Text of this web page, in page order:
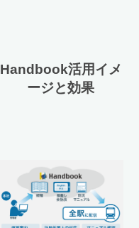
Handbook活用イメ
ージと効果